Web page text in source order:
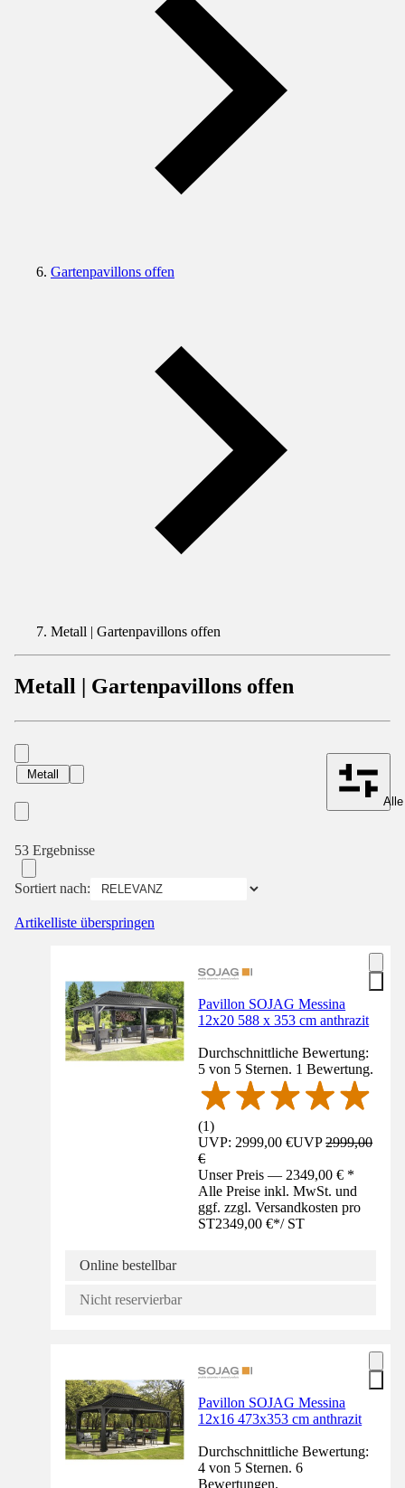
Gartenpavillons offen
Metall | Gartenpavillons offen
Metall | Gartenpavillons offen
Metall
53 Ergebnisse
Sortiert nach:
Artikelliste überspringen
Pavillon SOJAG Messina
12x20 588 x 353 cm anthrazit
Durchschnittliche Bewertung:
5 von 5 Sternen. 1 Bewertung.
(1)
UVP: 2999,00 €UVP2999,00
€
Unser Preis — 2349,00 € *
Alle Preise inkl. MwSt. und
ggf. zzgl. Versandkosten pro
ST2349,00 €*/ ST
Online bestellbar
Nicht reservierbar
Pavillon SOJAG Messina
12x16 473x353 cm anthrazit
Durchschnittliche Bewertung:
4 von 5 Sternen. 6
Bewertungen.